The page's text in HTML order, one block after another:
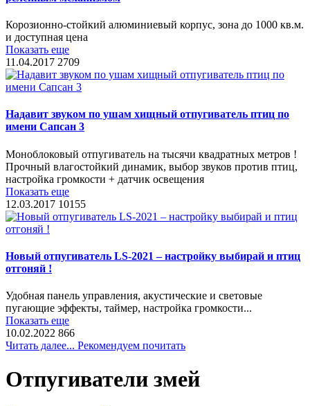
Корозионно-стойкий алюминиевый корпус, зона до 1000 кв.м.
и доступная цена
Показать еще
11.04.2017 2709
Надавит звуком по ушам хищный отпугиватель птиц по
имени Сапсан 3
Моноблоковый отпугиватель на тысячи квадратных метров !
Прочный влагостойкий динамик, выбор звуков против птиц,
настройка громкости + датчик освещения
Показать еще
12.03.2017 10155
Новый отпугиватель LS-2021 – настройку выбирай и птиц
отгоняй !
Удобная панель управления, акустические и световые
пугающие эффекты, таймер, настройка громкости...
Показать еще
10.02.2022 866
Читать далее... Рекомендуем почитать
Отпугиватели змей